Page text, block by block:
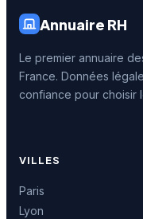
Annuaire RH
Le premier annuaire
France. Données
confiance pour choisir
VILLES
Paris
Lyon